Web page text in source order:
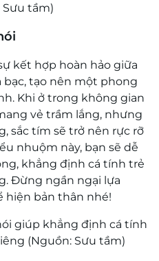
tầm)
kết hợp hoàn hảo giữa
bạc, tạo nên một phong
Khi ở trong không gian
vẻ trầm lắng, nhưng
sắc tím sẽ trở nên rực rỡ
nhuộm này, bạn sẽ dễ
khẳng định cá tính trẻ
Đừng ngần ngại lựa
hiện bản thân nhé!
giúp khẳng định cá tính
(Nguồn: Sưu tầm)